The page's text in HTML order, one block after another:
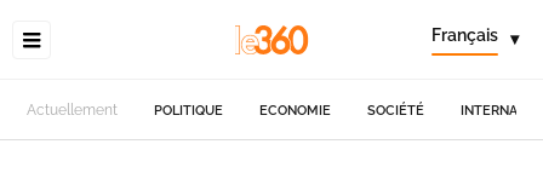
Français ▾
Actuellement POLITIQUE ECONOMIE SOCIÉTÉ